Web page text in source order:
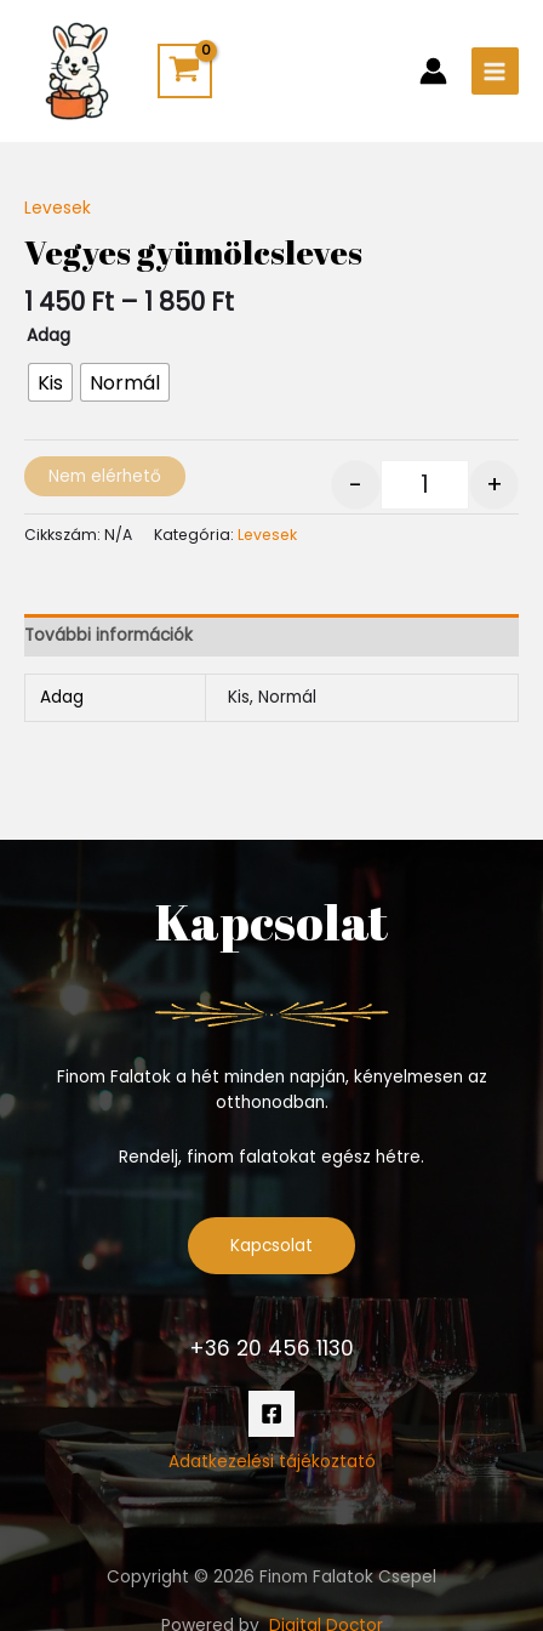
content
Levesek
Vegyes gyümölcsleves
1 450 Ft – 1 850 Ft
1
450 Ft
-
1
Adag
Kis Normál
- +
Nem elérhető
Cikkszám: N/A Kategória: Levesek
További információk
Adag Kis, Normál
Kapcsolat
Finom Falatok a hét minden napján, kényelmesen az
otthonodban.
Rendelj, finom falatokat egész hétre.
Kapcsolat
+36 20 456 1130
Adatkezelési tájékoztató
Copyright © 2026 Finom Falatok Csepel
Powered byDigital Doctor